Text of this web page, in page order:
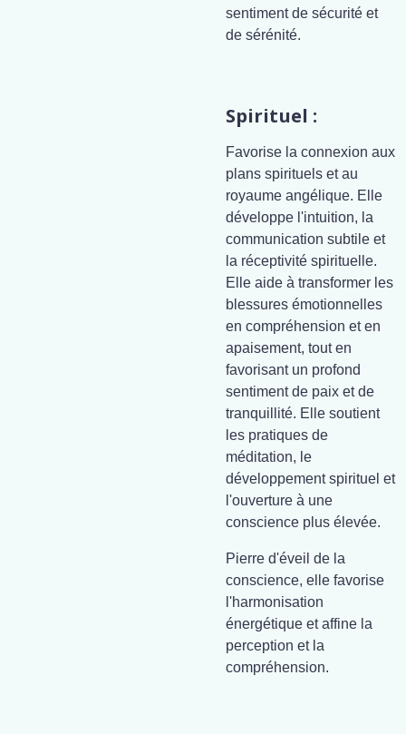
sentiment de sécurité et
de sérénité.
Spirituel :
Favorise la connexion aux
plans spirituels et au
royaume angélique. Elle
développe l'intuition, la
communication subtile et
la réceptivité spirituelle.
Elle aide à transformer les
blessures émotionnelles
en compréhension et en
apaisement, tout en
favorisant un profond
sentiment de paix et de
tranquillité. Elle soutient
les pratiques de
méditation, le
développement spirituel et
l'ouverture à une
conscience plus élevée.
Pierre d'éveil de la
conscience, elle favorise
l'harmonisation
énergétique et affine la
perception et la
compréhension.